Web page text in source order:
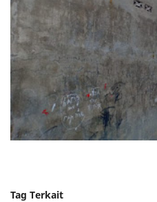
Tag Terkait